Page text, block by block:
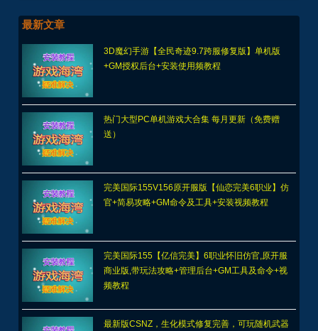
最新文章
3D魔幻手游【全民奇迹9.7跨服修复版】单机版
+GM授权后台+安装使用频教程
热门大型PC单机游戏大合集 每月更新（免费赠
送）
完美国际155V156原开服版【仙恋完美6职业】仿
官+简易攻略+GM命令及工具+安装视频教程
完美国际155【亿信完美】6职业怀旧仿官,原开服
商业版,带玩法攻略+管理后台+GM工具及命令+视
频教程
最新版CSNZ，生化模式修复完善，可玩随机武器